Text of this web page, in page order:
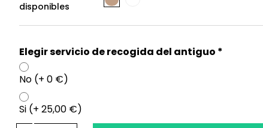
disponibles
Elegir servicio de recogida del antiguo *
No (+ 0 €)
Si (+ 25,00 €)